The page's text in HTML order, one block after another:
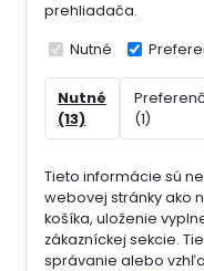
prehliadača.
Nutné
Nutné
(13)
(1)
Tieto informácie sú
webovej stránky ako
košíka, uloženie
zákazníckej sekcie.
správanie alebo